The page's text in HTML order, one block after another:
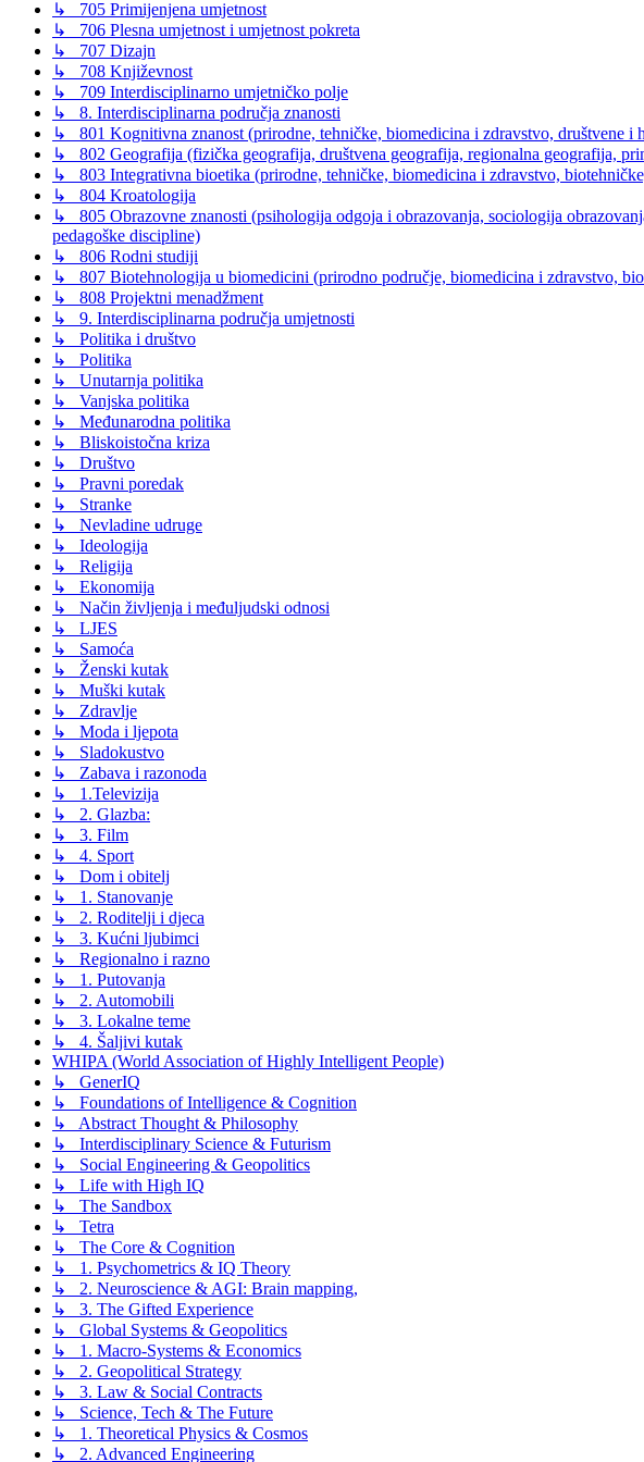
↳ 705 Primijenjena umjetnost
↳ 706 Plesna umjetnost i umjetnost pokreta
↳ 707 Dizajn
↳ 708 Književnost
↳ 709 Interdisciplinarno umjetničko polje
↳ 8. Interdisciplinarna područja znanosti
↳ 801 Kognitivna znanost (prirodne, tehničke, biomedicina i zdravstvo, društvene i
↳ 802 Geografija (fizička geografija, društvena geografija, regionalna geografija,
↳ 803 Integrativna bioetika (prirodne, tehničke, biomedicina i zdravstvo,
↳ 804 Kroatologija
↳ 805 Obrazovne znanosti (psihologija odgoja i obrazovanja, sociologija
pedagoške discipline)
↳ 806 Rodni studiji
↳ 807 Biotehnologija u biomedicini (prirodno područje, biomedicina i zdravstvo,
↳ 808 Projektni menadžment
↳ 9. Interdisciplinarna područja umjetnosti
↳ Politika i društvo
↳ Politika
↳ Unutarnja politika
↳ Vanjska politika
↳ Međunarodna politika
↳ Bliskoistočna kriza
↳ Društvo
↳ Pravni poredak
↳ Stranke
↳ Nevladine udruge
↳ Ideologija
↳ Religija
↳ Ekonomija
↳ Način življenja i međuljudski odnosi
↳ LJES
↳ Samoća
↳ Ženski kutak
↳ Muški kutak
↳ Zdravlje
↳ Moda i ljepota
↳ Sladokustvo
↳ Zabava i razonoda
↳ 1.Televizija
↳ 2. Glazba:
↳ 3. Film
↳ 4. Sport
↳ Dom i obitelj
↳ 1. Stanovanje
↳ 2. Roditelji i djeca
↳ 3. Kućni ljubimci
↳ Regionalno i razno
↳ 1. Putovanja
↳ 2. Automobili
↳ 3. Lokalne teme
↳ 4. Šaljivi kutak
WHIPA (World Association of Highly Intelligent People)
↳ GenerIQ
↳ Foundations of Intelligence & Cognition
↳ Abstract Thought & Philosophy
↳ Interdisciplinary Science & Futurism
↳ Social Engineering & Geopolitics
↳ Life with High IQ
↳ The Sandbox
↳ Tetra
↳ The Core & Cognition
↳ 1. Psychometrics & IQ Theory
↳ 2. Neuroscience & AGI: Brain mapping,
↳ 3. The Gifted Experience
↳ Global Systems & Geopolitics
↳ 1. Macro-Systems & Economics
↳ 2. Geopolitical Strategy
↳ 3. Law & Social Contracts
↳ Science, Tech & The Future
↳ 1. Theoretical Physics & Cosmos
↳ 2. Advanced Engineering